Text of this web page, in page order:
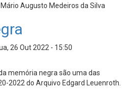
Augusto Medeiros da Silva
26 Out 2022 - 15:50
memória negra são uma das
2022 do Arquivo Edgard Leuenroth.